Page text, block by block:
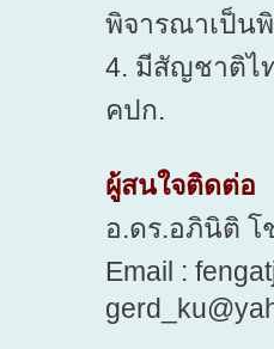
พิจารณาเป็น
4. มีสัญชาติไ
คปก.
ผู้สนใจติดต่อ
อ.ดร.อภินิติ โ
Email :